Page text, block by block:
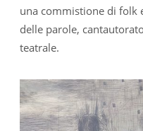
una commistione di folk
delle parole,
teatrale.